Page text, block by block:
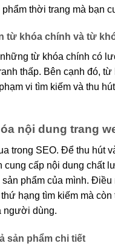
thời trang mà bạn
từ khóa chính và từ
từ khóa chính có
thấp. Bên cạnh đó,
vi tìm kiếm và thu
nội dung trang
trong SEO. Để thu hút
cung cấp nội dung chất
sản phẩm của mình.
hạng tìm kiếm mà còn
người dùng.
sản phẩm chi tiết